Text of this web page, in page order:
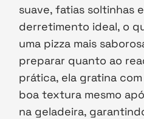
suave, fatias soltinhas
derretimento ideal, o
uma pizza mais
preparar quanto ao
prática, ela gratina
boa textura mesmo
na geladeira,